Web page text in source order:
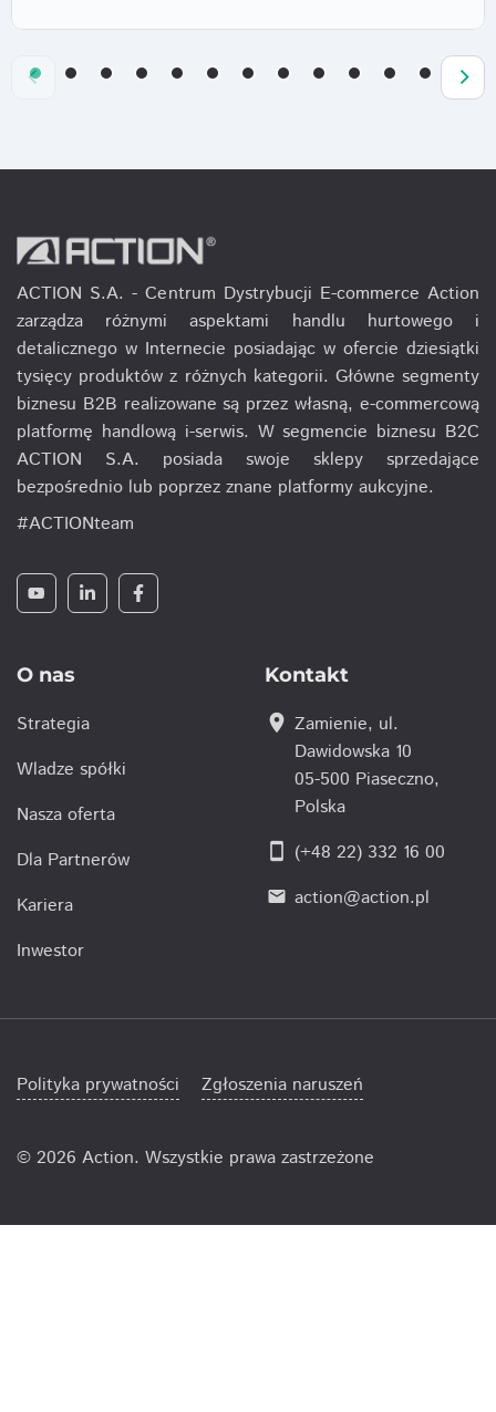
ACTION S.A. - Centrum Dystrybucji E-commerce Action
zarządza różnymi aspektami handlu hurtowego i
detalicznego w Internecie posiadając w ofercie dziesiątki
tysięcy produktów z różnych kategorii. Główne segmenty
biznesu B2B realizowane są przez własną, e-commercową
platformę handlową i-serwis. W segmencie biznesu B2C
ACTION S.A. posiada swoje sklepy sprzedające
bezpośrednio lub poprzez znane platformy aukcyjne.
#ACTIONteam
O nas
Strategia
Wladze spółki
Nasza oferta
Dla Partnerów
Kariera
Inwestor
Kontakt
location_on Zamienie, ul.
Dawidowska 10
05-500 Piaseczno,
Polska
smartphone (+48 22) 332 16 00
email action@action.pl
Polityka prywatności Zgłoszenia naruszeń
© 2026 Action. Wszystkie prawa zastrzeżone